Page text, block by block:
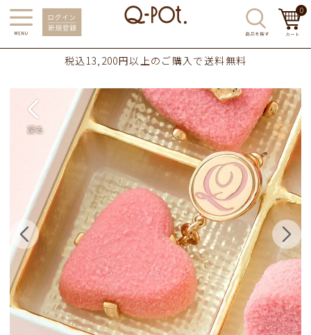
0
税込13,200円以上のご購入で送料無料